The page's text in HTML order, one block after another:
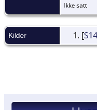
Ikke satt
Kilder [